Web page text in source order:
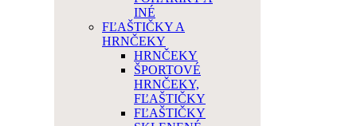
INÉ
FĽAŠTIČKY A
HRNČEKY
HRNČEKY
ŠPORTOVÉ
HRNČEKY,
FĽAŠTIČKY
FĽAŠTIČKY